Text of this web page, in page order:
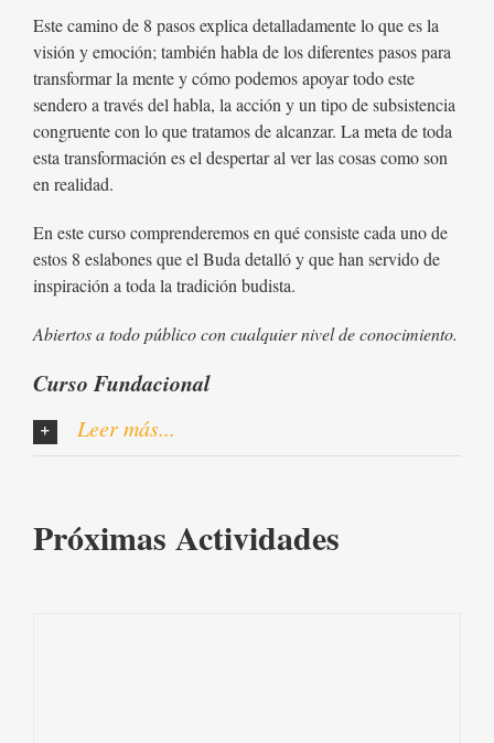
Este camino de 8 pasos explica detalladamente lo que es la
visión y emoción; también habla de los diferentes pasos para
transformar la mente y cómo podemos apoyar todo este
sendero a través del habla, la acción y un tipo de subsistencia
congruente con lo que tratamos de alcanzar. La meta de toda
esta transformación es el despertar al ver las cosas como son
en realidad.
En este curso comprenderemos en qué consiste cada uno de
estos 8 eslabones que el Buda detalló y que han servido de
inspiración a toda la tradición budista.
Abiertos a todo público con cualquier nivel de conocimiento.
Curso Fundacional
Leer más...
Próximas Actividades